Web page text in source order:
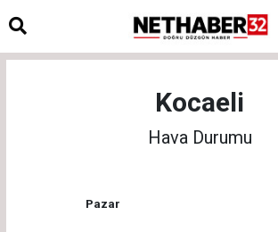
Kocaeli
Hava Durumu
Pazar